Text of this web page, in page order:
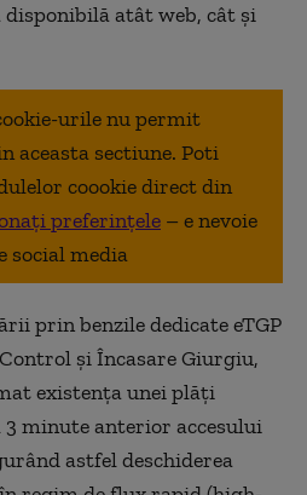
atât web, cât şi
urile nu permit
aceasta sectiune. Poti
coookie direct din
preferințele – e nevoie
social media
prin benzile dedicate eTGP
şi Încasare Giurgiu,
existenţa unei plăţi
minute anterior accesului
astfel deschiderea